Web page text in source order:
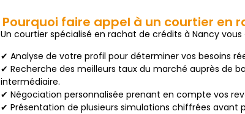
Pourquoi faire appel à un courtier en
Un courtier spécialisé en rachat de crédits à Nancy
✔ Analyse de votre profil pour déterminer vos besoins
✔ Recherche des meilleurs taux du marché auprès de
intermédiaire.
✔ Négociation personnalisée prenant en compte vos
✔ Présentation de plusieurs simulations chiffrées avant